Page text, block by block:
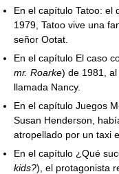
En el capítulo Tatoo: el
1979, Tatoo vive una
señor Ootat.
En el capítulo El caso
mr. Roarke) de 1981,
llamada Nancy.
En el capítulo Juegos
Susan Henderson,
atropellado por un taxi
En el capítulo ¿Qué
kids?), el protagonista